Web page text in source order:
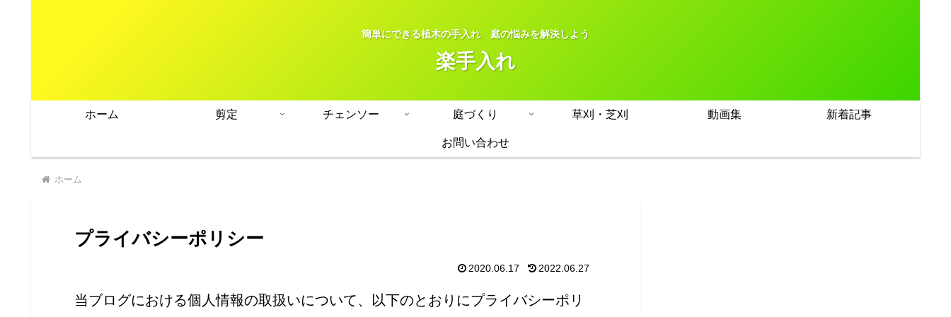
簡単にできる植木の手入れ 庭の悩みを解決しよう
楽手入れ
ホーム 剪定 チェンソー 庭づくり 草刈・芝刈 動画集 新着記事
お問い合わせ
ホーム
プライバシーポリシー
2020.06.17 2022.06.27
当ブログにおける個人情報の取扱いについて、以下のとおりにプライバシーポリ